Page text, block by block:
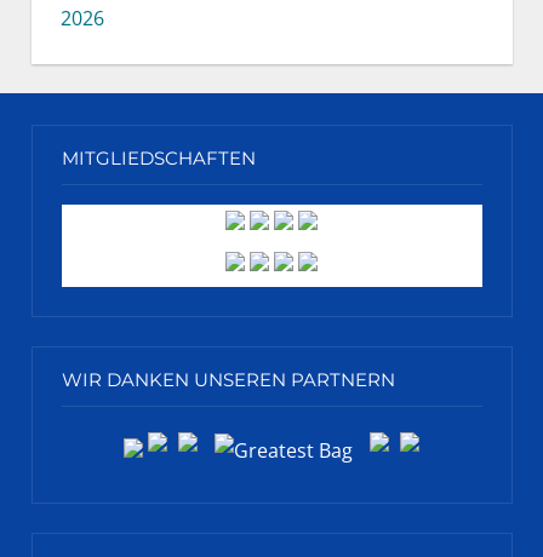
2026
MITGLIEDSCHAFTEN
WIR DANKEN UNSEREN PARTNERN